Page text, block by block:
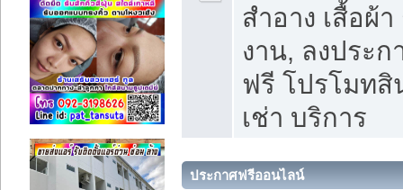
สำอาง เสื้อผ้
งาน, ลงประ
ฟรี โปรโมท
เช่า บริการ
ประกาศฟรีออนไลน์